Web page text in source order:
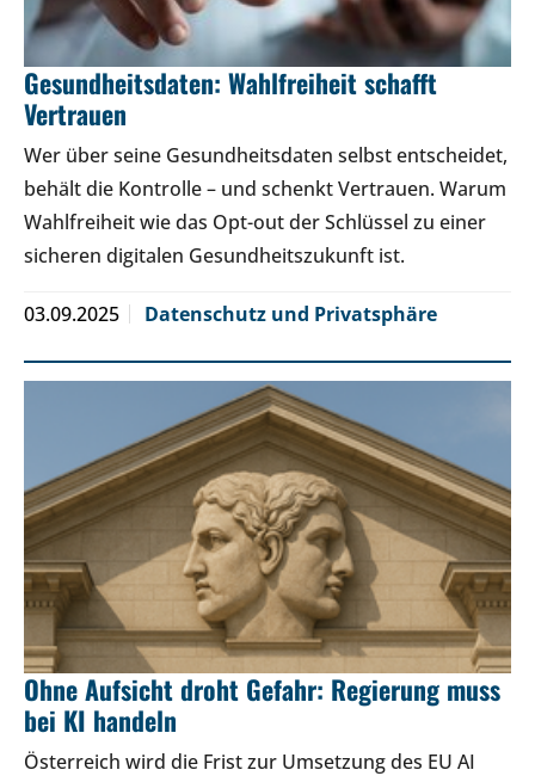
Gesundheitsdaten: Wahlfreiheit schafft
Vertrauen
Wer über seine Gesundheitsdaten selbst entscheidet,
behält die Kontrolle – und schenkt Vertrauen. Warum
Wahlfreiheit wie das Opt-out der Schlüssel zu einer
sicheren digitalen Gesundheitszukunft ist.
03.09.2025 Datenschutz und Privatsphäre
Ohne Aufsicht droht Gefahr: Regierung muss
bei KI handeln
Österreich wird die Frist zur Umsetzung des EU AI